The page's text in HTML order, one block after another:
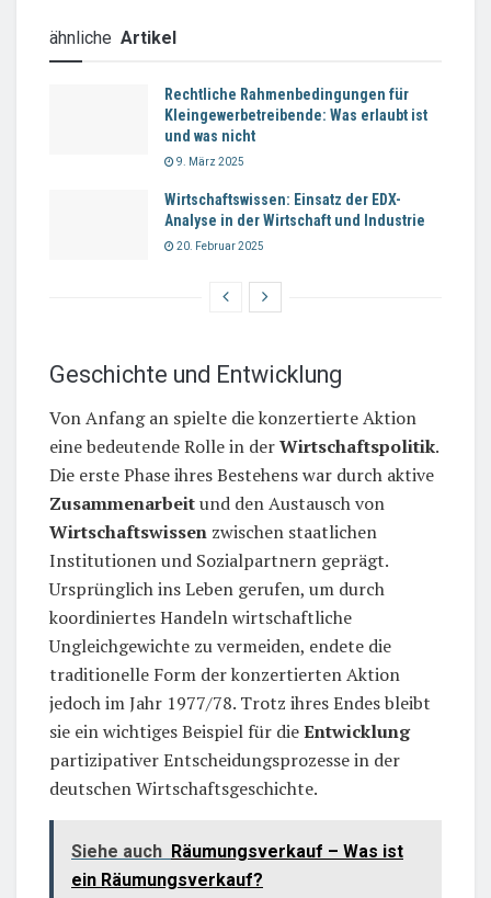
ähnliche Artikel
Rechtliche Rahmenbedingungen für
Kleingewerbetreibende: Was erlaubt ist
und was nicht
9. März 2025
Wirtschaftswissen: Einsatz der EDX-
Analyse in der Wirtschaft und Industrie
20. Februar 2025
Geschichte und Entwicklung
Von Anfang an spielte die konzertierte Aktion
eine bedeutende Rolle in derWirtschaftspolitik.
Die erste Phase ihres Bestehens war durch aktive
Zusammenarbeitund den Austausch von
Wirtschaftswissen zwischen staatlichen
Institutionen und Sozialpartnern geprägt.
Ursprünglich ins Leben gerufen, um durch
koordiniertes Handeln wirtschaftliche
Ungleichgewichte zu vermeiden, endete die
traditionelle Form der konzertierten Aktion
jedoch im Jahr 1977/78. Trotz ihres Endes bleibt
sie ein wichtiges Beispiel für dieEntwicklung
partizipativer Entscheidungsprozesse in der
deutschen Wirtschaftsgeschichte.
Siehe auch Räumungsverkauf – Was ist
ein Räumungsverkauf?